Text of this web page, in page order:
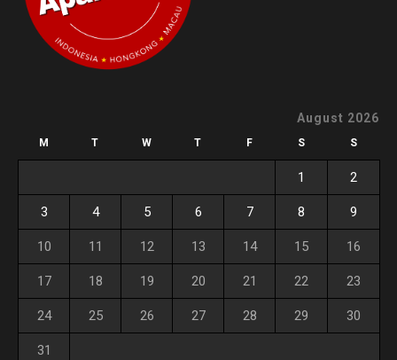
August 2026
M T W T F S S
1 2
3 4 5 6 7 8 9
10 11 12 13 14 15 16
17 18 19 20 21 22 23
24 25 26 27 28 29 30
31